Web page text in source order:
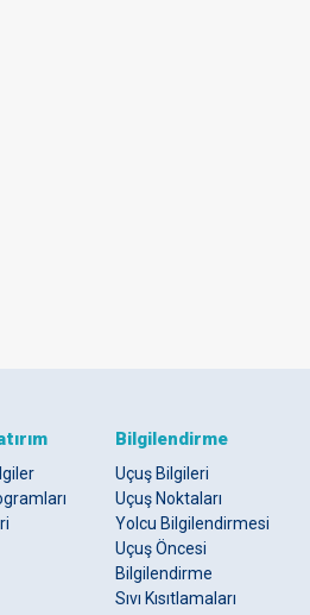
Bilgilendirme
Uçuş Bilgileri
Uçuş Noktaları
Yolcu Bilgilendirmesi
Uçuş Öncesi
Bilgilendirme
Sıvı Kısıtlamaları